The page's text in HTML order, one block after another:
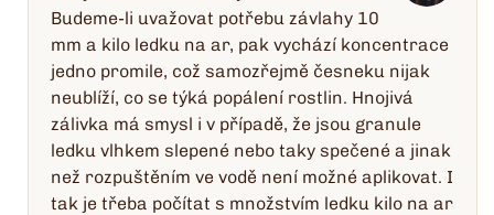
Budeme-li uvažovat potřebu závlahy 10
mm a kilo ledku na ar, pak vychází koncentrace
jedno promile, což samozřejmě česneku nijak
neublíží, co se týká popálení rostlin. Hnojivá
zálivka má smysl i v případě, že jsou granule
ledku vlhkem slepené nebo taky spečené a jinak
než rozpuštěním ve vodě není možné aplikovat. I
tak je třeba počítat s množstvím ledku kilo na ar